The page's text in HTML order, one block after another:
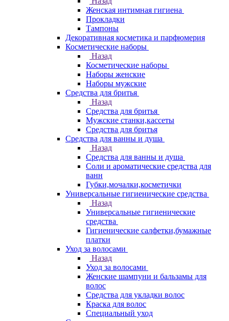
Женская интимная гигиена
Прокладки
Тампоны
Декоративная косметика и парфюмерия
Косметические наборы
Назад
Косметические наборы
Наборы женские
Наборы мужские
Средства для бритья
Назад
Средства для бритья
Мужские станки,кассеты
Средства для бритья
Средства для ванны и душа
Назад
Средства для ванны и душа
Соли и ароматические средства для
ванн
Губки,мочалки,косметички
Универсальные гигиенические средства
Назад
Универсальные гигиенические
средства
Гигиенические салфетки,бумажные
платки
Уход за волосами
Назад
Уход за волосами
Женские шампуни и бальзамы для
волос
Средства для укладки волос
Краска для волос
Специальный уход